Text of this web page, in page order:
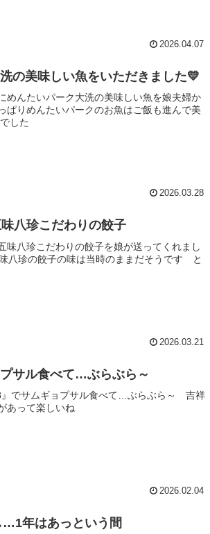
2026.04.07
の美味しい魚をいただきました💛
めんたいパーク大洗の美味しい魚を娘夫婦か
りめんたいパークのお魚はご飯も進んで美
した
2026.03.28
八珍こだわりの餃子
味八珍こだわりの餃子を娘が送ってくれまし
八珍の餃子の味は当時のままだそうです と
2026.03.21
サル食べて…ぶらぶら～
』でサムギョプサル食べて…ぶらぶら～ 吉祥
あって楽しいね
2026.02.04
…1年はあっという間